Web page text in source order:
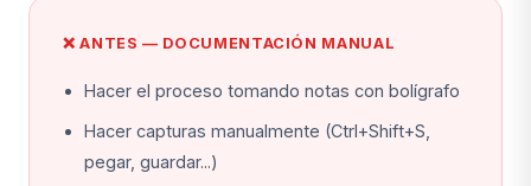
❌ ANTES — DOCUMENTACIÓN MANUAL
Hacer el proceso tomando notas con bolígrafo
Hacer capturas manualmente (Ctrl+Shift+S,
pegar, guardar...)